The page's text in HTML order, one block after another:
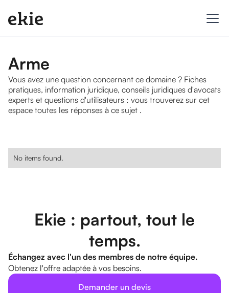
Arme
Vous avez une question concernant ce domaine ? Fiches
pratiques, information juridique, conseils juridiques d'avocats
experts et questions d'utilisateurs : vous trouverez sur cet
espace toutes les réponses à ce sujet .
No items found.
Ekie : partout, tout le
temps.
Échangez avec l'un des membres de notre équipe.
Obtenez l'offre adaptée à vos besoins.
Demander un devis